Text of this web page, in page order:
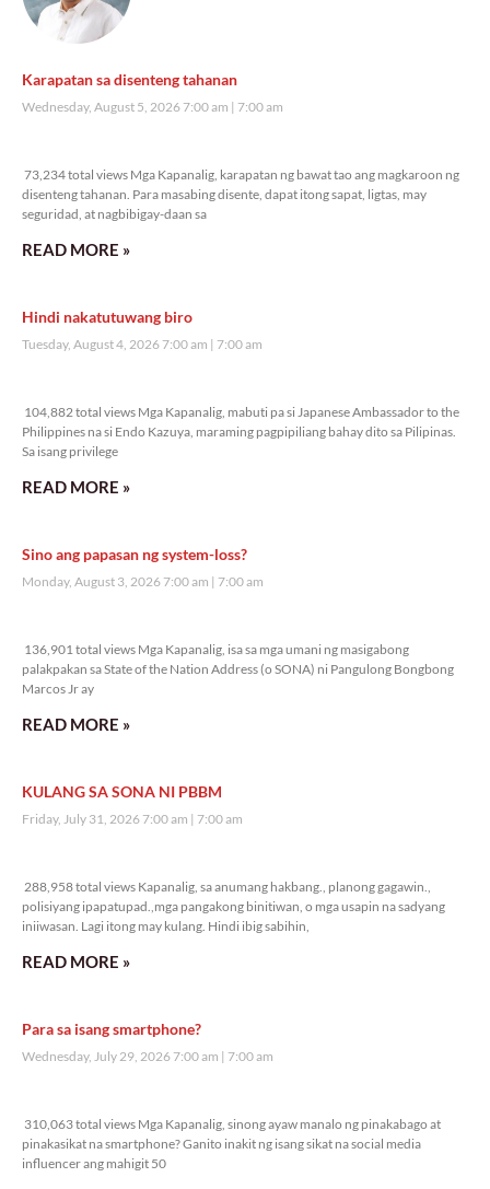
Karapatan sa disenteng tahanan
Wednesday, August 5, 2026 7:00 am 7:00 am
73,234 total views Mga Kapanalig, karapatan ng bawat tao ang magkaroon ng
disenteng tahanan. Para masabing disente, dapat itong sapat, ligtas, may
seguridad, at nagbibigay-daan sa
READ MORE »
Hindi nakatutuwang biro
Tuesday, August 4, 2026 7:00 am 7:00 am
104,882 total views Mga Kapanalig, mabuti pa si Japanese Ambassador to the
Philippines na si Endo Kazuya, maraming pagpipiliang bahay dito sa Pilipinas.
Sa isang privilege
READ MORE »
Sino ang papasan ng system-loss?
Monday, August 3, 2026 7:00 am 7:00 am
136,901 total views Mga Kapanalig, isa sa mga umani ng masigabong
palakpakan sa State of the Nation Address (o SONA) ni Pangulong Bongbong
Marcos Jr ay
READ MORE »
KULANG SA SONA NI PBBM
Friday, July 31, 2026 7:00 am 7:00 am
288,958 total views Kapanalig, sa anumang hakbang., planong gagawin.,
polisiyang ipapatupad.,mga pangakong binitiwan, o mga usapin na sadyang
iniiwasan. Lagi itong may kulang. Hindi ibig sabihin,
READ MORE »
Para sa isang smartphone?
Wednesday, July 29, 2026 7:00 am 7:00 am
310,063 total views Mga Kapanalig, sinong ayaw manalo ng pinakabago at
pinakasikat na smartphone? Ganito inakit ng isang sikat na social media
influencer ang mahigit 50